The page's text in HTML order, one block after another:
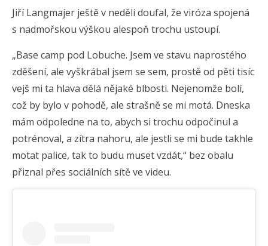
Jiří Langmajer ještě v neděli doufal, že viróza spojená
s nadmořskou výškou alespoň trochu ustoupí.
„Base camp pod Lobuche. Jsem ve stavu naprostého
zděšení, ale vyškrábal jsem se sem, prostě od pěti tisíc
vejš mi ta hlava dělá nějaké blbosti. Nejenomže bolí,
což by bylo v pohodě, ale strašně se mi motá. Dneska
mám odpoledne na to, abych si trochu odpočinul a
potrénoval, a zítra nahoru, ale jestli se mi bude takhle
motat palice, tak to budu muset vzdát,“ bez obalu
přiznal přes sociálních sítě ve videu.